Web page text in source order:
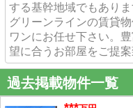
する基幹地域でもあり
グリーンラインの賃貸
ワンにお任せ下さい。
望に合うお部屋をご提案
過去掲載物件一覧